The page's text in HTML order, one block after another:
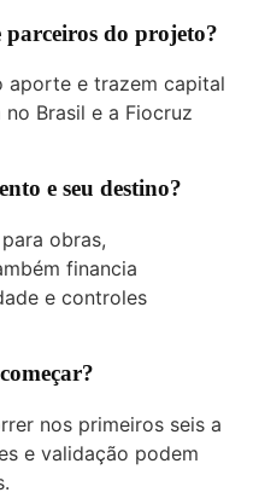
parceiros do projeto?
aporte e trazem capital
Brasil e a Fiocruz
e seu destino?
obras,
financia
e controles
nos primeiros seis a
e validação podem